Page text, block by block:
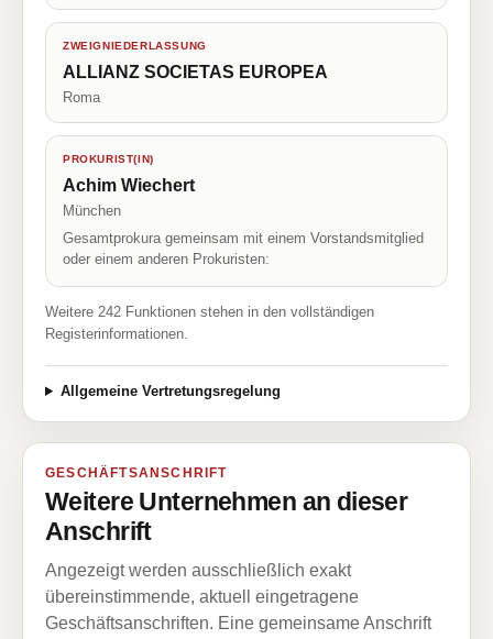
ZWEIGNIEDERLASSUNG
ALLIANZ SOCIETAS EUROPEA
Roma
PROKURIST(IN)
Achim Wiechert
München
Gesamtprokura gemeinsam mit einem Vorstandsmitglied
oder einem anderen Prokuristen:
Weitere 242 Funktionen stehen in den vollständigen
Registerinformationen.
Allgemeine Vertretungsregelung
GESCHÄFTSANSCHRIFT
Weitere Unternehmen an dieser
Anschrift
Angezeigt werden ausschließlich exakt
übereinstimmende, aktuell eingetragene
Geschäftsanschriften. Eine gemeinsame Anschrift